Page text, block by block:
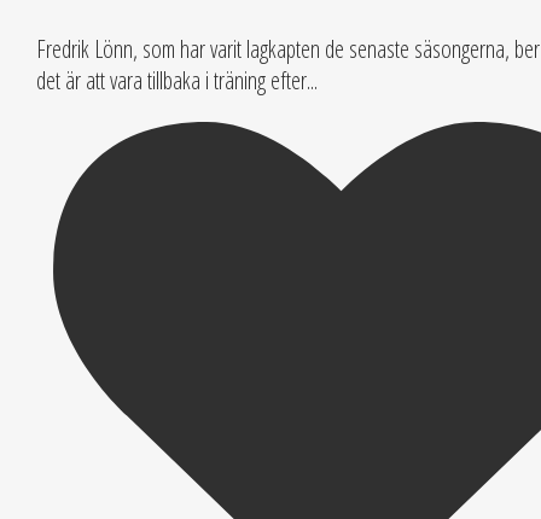
Fredrik Lönn, som har varit lagkapten de senaste säsongerna,
det är att vara tillbaka i träning efter...